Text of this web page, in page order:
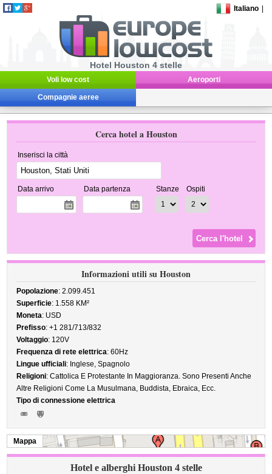
Italiano
Hotel Houston 4 stelle
Voli low cost Aeroporti
Compagnie aeree
Cerca hotel a Houston
Inserisci la città
Data arrivo Data partenza Stanze Ospiti
Informazioni utili su Houston
Popolazione: 2.099.451
Superficie: 1.558 KM²
Moneta: USD
Prefisso: +1 281/713/832
Voltaggio: 120V
Frequenza di rete elettrica: 60Hz
Lingue ufficiali: Inglese, Spagnolo
Religioni: Cattolica E Protestante In Maggioranza. Sono Presenti Anche
Altre Religioni Come La Musulmana, Buddista, Ebraica, Ecc.
Tipo di connessione elettrica
Mappa
Hotel e alberghi Houston 4 stelle